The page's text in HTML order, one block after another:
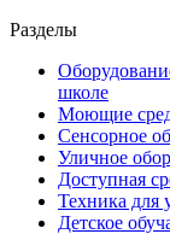
Разделы
школе
Моющие
Сенсорное
Уличное
Доступная
Техника для
Детское